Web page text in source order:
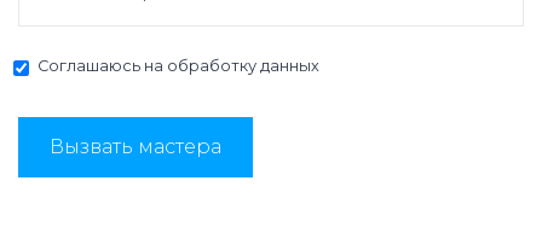
Соглашаюсь на обработку данных
Вызвать мастера